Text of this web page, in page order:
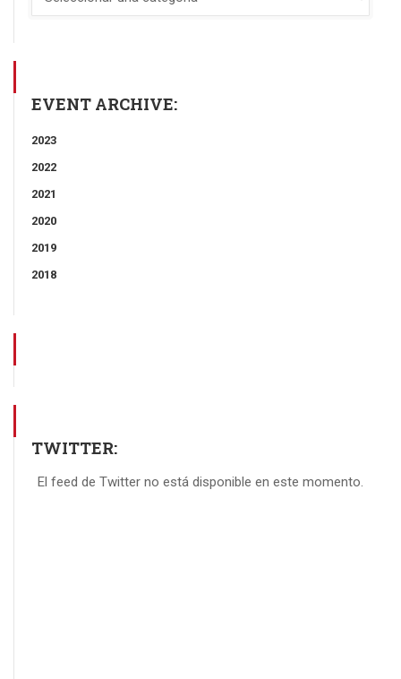
EVENT ARCHIVE:
2023
2022
2021
2020
2019
2018
TWITTER:
El feed de Twitter no está disponible en este momento.